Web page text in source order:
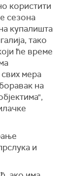
користити
сезона
купалишта
тако
ће време
мера
на
и